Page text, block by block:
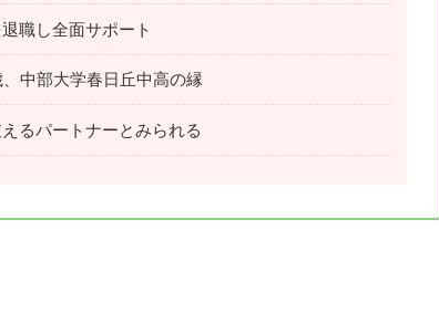
職し全面サポート
中部大学春日丘中高の縁
るパートナーとみられる